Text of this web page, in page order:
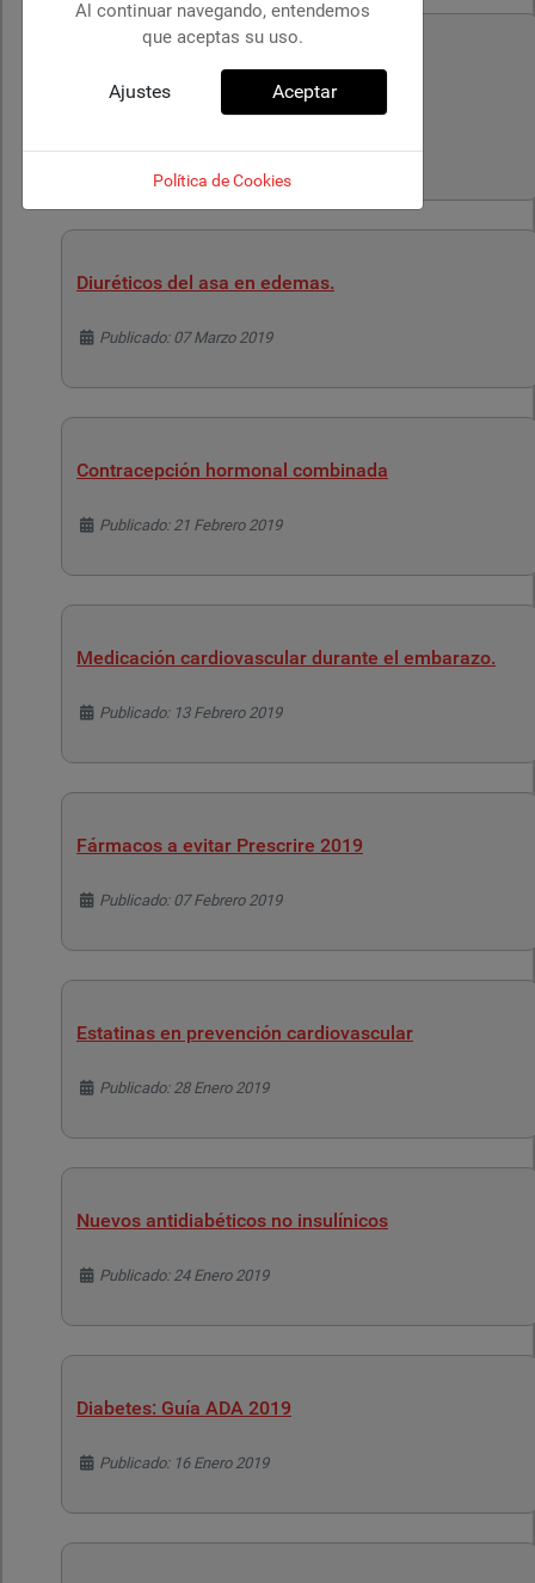
Diabetes mellitus tipo 2. Utilización de
antidiabéticos no insulínicos.
Detalles
Publicado: 20 Marzo 2019
Diuréticos del asa en edemas.
Detalles
Publicado: 07 Marzo 2019
Contracepción hormonal combinada
Detalles
Publicado: 21 Febrero 2019
Medicación cardiovascular durante el embarazo.
Detalles
Publicado: 13 Febrero 2019
Fármacos a evitar Prescrire 2019
Detalles
Publicado: 07 Febrero 2019
Estatinas en prevención cardiovascular
Detalles
Publicado: 28 Enero 2019
Nuevos antidiabéticos no insulínicos
Detalles
Publicado: 24 Enero 2019
Diabetes: Guía ADA 2019
Detalles
Publicado: 16 Enero 2019
Al continuar navegando, entendemos
que aceptas su uso.
Ajustes Aceptar
Política de Cookies